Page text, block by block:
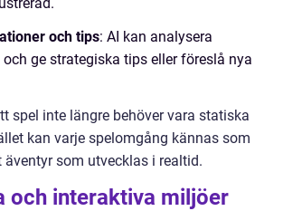
och tips: AI kan analysera
ge strategiska tips eller föreslå nya
spel inte längre behöver vara statiska
kan varje spelomgång kännas som
som utvecklas i realtid.
och interaktiva miljöer